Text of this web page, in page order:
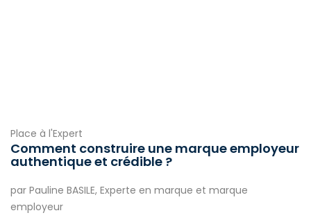
Place à l'Expert
Comment construire une marque employeur
authentique et crédible ?
par Pauline BASILE, Experte en marque et marque
employeur